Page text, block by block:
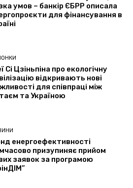
умов – банкір ЄБРР описала
для фінансування в
Сі Цзіньпіна про екологічну
відкривають нові
для співпраці між
та Україною
енергоефективності
призупиняє прийом
заявок за програмою